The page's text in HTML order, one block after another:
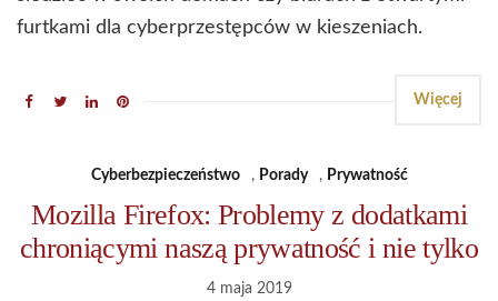
furtkami dla cyberprzestępców w kieszeniach.
Więcej
Cyberbezpieczeństwo , Porady , Prywatność
Mozilla Firefox: Problemy z dodatkami
chroniącymi naszą prywatność i nie tylko
4 maja 2019